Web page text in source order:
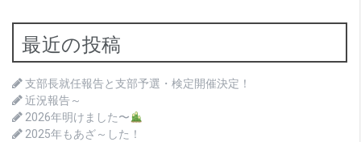
最近の投稿
支部長就任報告と支部予選・検定開催決定！
近況報告～
2026年明けました〜
2025年もあざ～した！